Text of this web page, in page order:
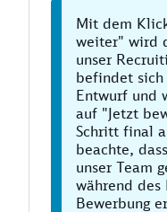
Mit dem
weiter" wird
unser
befindet sich
Entwurf und
auf "Jetzt
Schritt final
beachte,
unser Team
während des
Bewerbung